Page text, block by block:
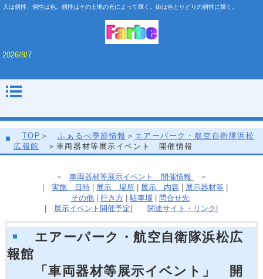
人は個性、個性は色。個性はその土地の光によって輝く。街は色とりどりの個性に輝く。
2026/8/7
TOP ＞ふぁるべ季節情報 ＞ エアーパーク・航空自衛隊浜松
広報館
＞車両器材等展示イベント 開催情報
= 車両器材等展示イベント 開催情報
=
|実施 日時 | 展示 場所 | 展示 内容 | 展示器材等 |
その他| 行き方| 駐車場| 問合せ先
|
展示イベント開催予定|関連サイト・リンク |
エアーパーク・航空自衛隊浜松広
報館
「車両器材等展示イベント」 開